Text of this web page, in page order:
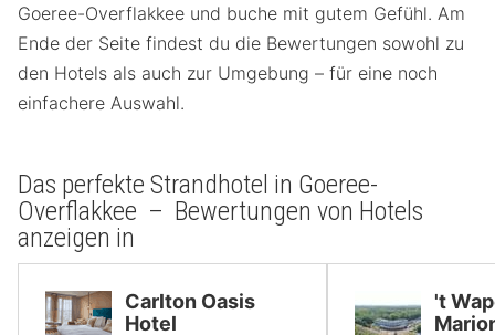
Goeree-Overflakkee und buche mit gutem Gefühl. Am
Ende der Seite findest du die Bewertungen sowohl zu
den Hotels als auch zur Umgebung – für eine noch
einfachere Auswahl.
Das perfekte Strandhotel in Goeree-
Overflakkee – Bewertungen von Hotels
anzeigen in
Carlton Oasis
Hotel
't